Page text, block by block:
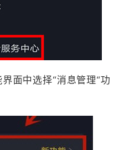
面中选择“消息管理“功